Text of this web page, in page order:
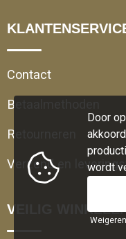
Contact
Betaalmethoden
Retourneren
Verzend en
VEILIG
Door
wordt
Weigeren